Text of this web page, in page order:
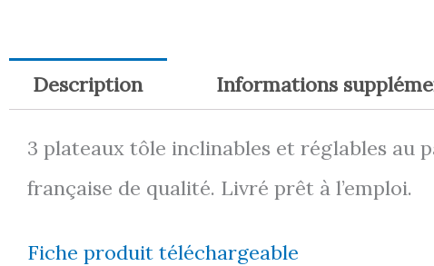
Description Informations
3 plateaux tôle inclinables et réglables au
française de qualité. Livré prêt à l’emploi.
Fiche produit téléchargeable